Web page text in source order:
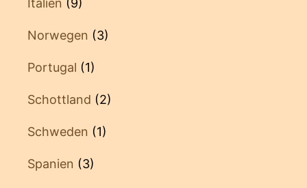
Italien (9)
Norwegen (3)
Portugal (1)
Schottland (2)
Schweden (1)
Spanien (3)